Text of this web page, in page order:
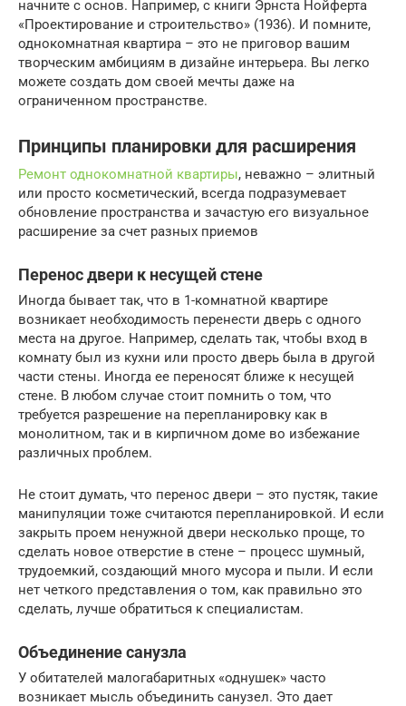
начните с основ. Например, с книги Эрнста Нойферта
«Проектирование и строительство» (1936). И помните,
однокомнатная квартира – это не приговор вашим
творческим амбициям в дизайне интерьера. Вы легко
можете создать дом своей мечты даже на
ограниченном пространстве.
Принципы планировки для расширения
Ремонт однокомнатной квартиры, неважно – элитный
или просто косметический, всегда подразумевает
обновление пространства и зачастую его визуальное
расширение за счет разных приемов
Перенос двери к несущей стене
Иногда бывает так, что в 1-комнатной квартире
возникает необходимость перенести дверь с одного
места на другое. Например, сделать так, чтобы вход в
комнату был из кухни или просто дверь была в другой
части стены. Иногда ее переносят ближе к несущей
стене. В любом случае стоит помнить о том, что
требуется разрешение на перепланировку как в
монолитном, так и в кирпичном доме во избежание
различных проблем.
Не стоит думать, что перенос двери – это пустяк, такие
манипуляции тоже считаются перепланировкой. И если
закрыть проем ненужной двери несколько проще, то
сделать новое отверстие в стене – процесс шумный,
трудоемкий, создающий много мусора и пыли. И если
нет четкого представления о том, как правильно это
сделать, лучше обратиться к специалистам.
Объединение санузла
У обитателей малогабаритных «однушек» часто
возникает мысль объединить санузел. Это дает